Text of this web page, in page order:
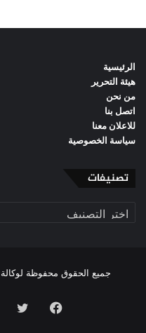
الرئيسية
هيئة التحرير
من نحن
اتصل بنا
للاعلان معنا
سياسة الخصوصية
تصنيفات
تصنيفات
جميع الحقوق محفوظة لوكالة
فيسبوك